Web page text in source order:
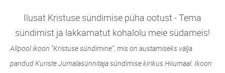
Ilusat Kristuse sündimise püha ootust - Tema
sündimist ja lakkamatut kohalolu meie südameis!
Allpool ikoon "Kristuse sündimine", mis on austamiseks välja
pandud Kuriste Jumalasünnitaja sündimise kirikus Hiiumaal. Ikoon